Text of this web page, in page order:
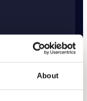
About
voor controle